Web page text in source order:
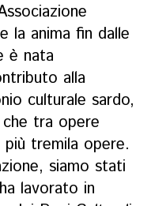
la anima fin dalle
è nata
alla
culturale sardo,
che tra opere
più tremila opere.
siamo stati
lavorato in